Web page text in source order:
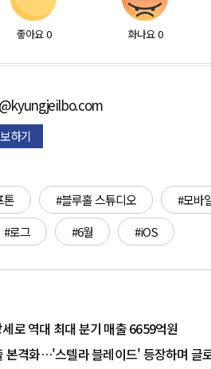
좋아요 0 화나요 0
하기
톤 #블루홀 스튜디오 #모바
#로그 #6월 #iOS
로 역대 최대 분기 매출 6659억원
본격화…'스텔라 블레이드' 등장하며 글